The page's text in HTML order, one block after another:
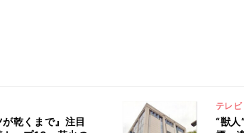
が乾くまで』注目
テレビ
“獣人